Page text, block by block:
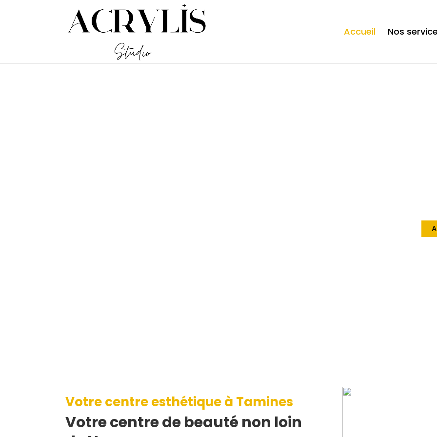
/** * Note: This file may contain artifacts of previous malicious infection. * However, the dangerous code has been removed, and the file
Accueil Nos
Votre centre esthétique à Tamines
Votre centre de beauté non loin